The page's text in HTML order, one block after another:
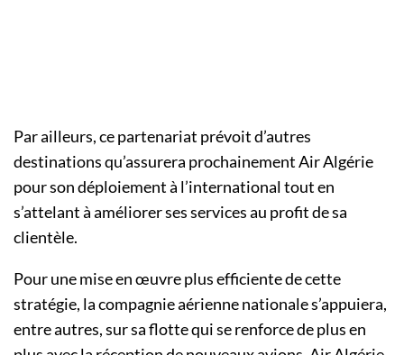
Par ailleurs, ce partenariat prévoit d’autres
destinations qu’assurera prochainement Air Algérie
pour son déploiement à l’international tout en
s’attelant à améliorer ses services au profit de sa
clientèle.
Pour une mise en œuvre plus efficiente de cette
stratégie, la compagnie aérienne nationale s’appuiera,
entre autres, sur sa flotte qui se renforce de plus en